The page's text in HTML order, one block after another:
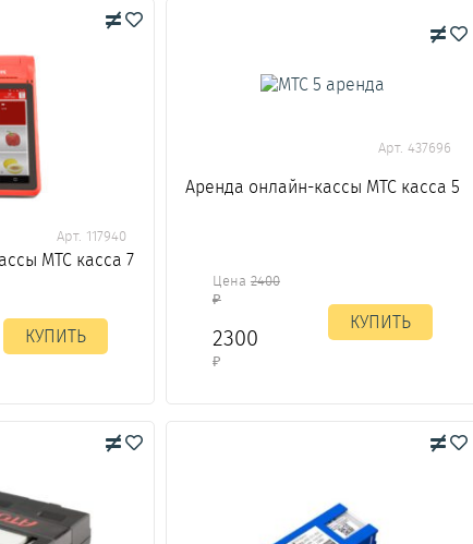
Арт. 117940
МТС касса 7
КУПИТЬ
Арт. 437696
Аренда онлайн-кассы МТС касса 5
Цена 2400
₽
2300
₽
КУПИТЬ